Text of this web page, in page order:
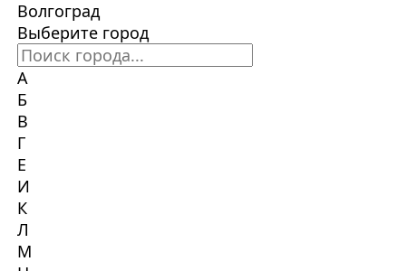
Волгоград
Выберите город
А
Б
В
Г
Е
И
К
Л
М